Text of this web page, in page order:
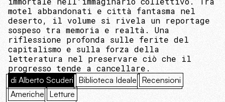
motel abbandonati e città fantasma nel
deserto, il volume si rivela un reportage
sospeso tra memoria e realtà. Una
riflessione profonda sulle ferite del
capitalismo e sulla forza della
letteratura nel preservare ciò che il
progresso tende a cancellare.
di Alberto Scuderi Biblioteca Ideale Recensioni
Americhe Letture